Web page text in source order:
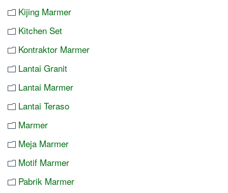
Kijing Marmer
Kitchen Set
Kontraktor Marmer
Lantai Granit
Lantai Marmer
Lantai Teraso
Marmer
Meja Marmer
Motif Marmer
Pabrik Marmer